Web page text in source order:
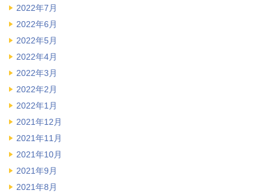
2022年7月
2022年6月
2022年5月
2022年4月
2022年3月
2022年2月
2022年1月
2021年12月
2021年11月
2021年10月
2021年9月
2021年8月